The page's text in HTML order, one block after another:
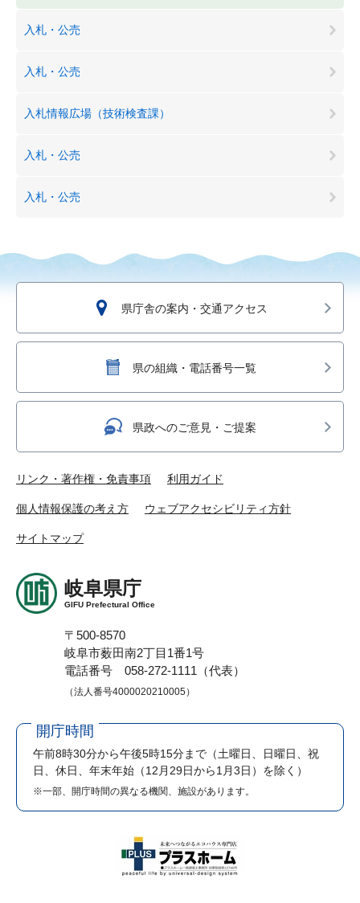
入札・公売
入札・公売
入札情報広場（技術検査課）
入札・公売
入札・公売
県庁舎の案内・交通アクセス
県の組織・電話番号一覧
県政へのご意見・ご提案
リンク・著作権・免責事項 利用ガイド
個人情報保護の考え方 ウェブアクセシビリティ方針
サイトマップ
岐阜県庁
GIFU Prefectural Office
〒500-8570
岐阜市薮田南2丁目1番1号
電話番号 058-272-1111（代表）
（法人番号4000020210005）
開庁時間
午前8時30分から午後5時15分まで （土曜日、日曜日、祝
日、休日、年末年始（12月29日から1月3日）を除く）
※一部、開庁時間の異なる機関、施設があります。